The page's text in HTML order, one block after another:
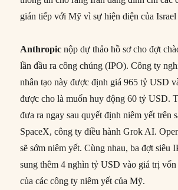
gián tiếp với Mỹ vì sự hiện diện của
Anthropic nộp dự thảo hồ sơ cho đợt
lần đầu ra công chúng (IPO). Công ty
nhân tạo này được định giá 965 tỷ USD
được cho là muốn huy động 60 tỷ USD.
đưa ra ngay sau quyết định niêm yết trên
SpaceX, công ty điều hành Grok AI.
sẽ sớm niêm yết. Cùng nhau, ba đợt siêu
sung thêm 4 nghìn tỷ USD vào giá trị
của các công ty niêm yết của Mỹ.